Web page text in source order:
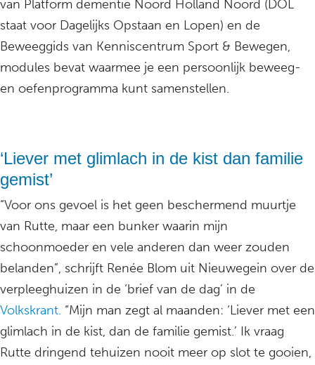
van Platform dementie Noord Holland Noord (DOL
staat voor Dagelijks Opstaan en Lopen) en de
Beweeggids van Kenniscentrum Sport & Bewegen,
modules bevat waarmee je een persoonlijk beweeg-
en oefenprogramma kunt samenstellen.
‘Liever met glimlach in de kist dan familie
gemist’
“Voor ons gevoel is het geen beschermend muurtje
van Rutte, maar een bunker waarin mijn
schoonmoeder en vele anderen dan weer zouden
belanden”, schrijft Renée Blom uit Nieuwegein over de
verpleeghuizen in de ‘brief van de dag’ in de
Volkskrant. “Mijn man zegt al maanden: ‘Liever met een
glimlach in de kist, dan de familie gemist.’ Ik vraag
Rutte dringend tehuizen nooit meer op slot te gooien,